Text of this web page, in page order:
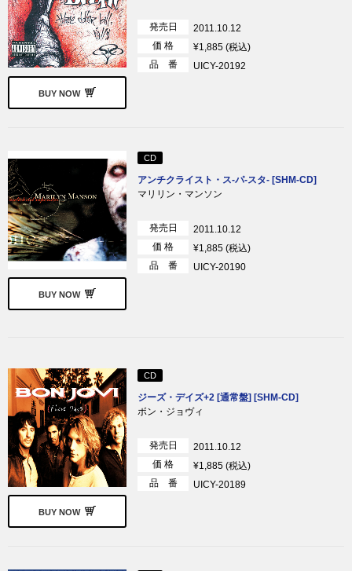
BUY NOW
発売日
2011.10.12
価 格
¥1,885 (税込)
品 番
UICY-20192
BUY NOW
CD
アンチクライスト・ス-パ-スタ- [SHM-CD]
マリリン・マンソン
発売日
2011.10.12
価 格
¥1,885 (税込)
品 番
UICY-20190
BUY NOW
CD
ジーズ・デイズ+2 [通常盤] [SHM-CD]
ボン・ジョヴィ
発売日
2011.10.12
価 格
¥1,885 (税込)
品 番
UICY-20189